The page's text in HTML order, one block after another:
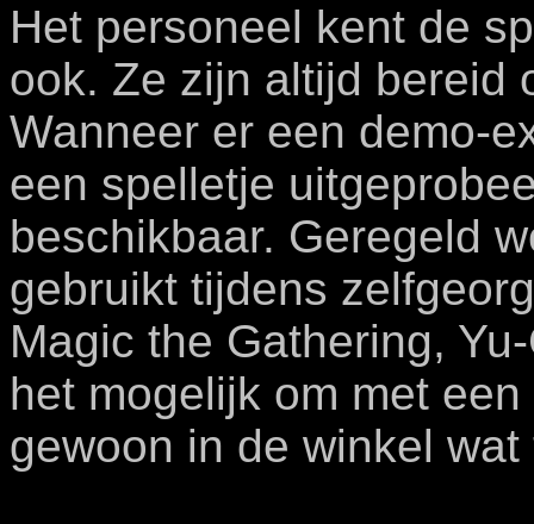
Het personeel kent de
ook. Ze zijn altijd bereid
Wanneer er een demo-
een spelletje
beschikbaar. Geregeld
gebruikt tijdens
Magic the Gathering,
het mogelijk om met
gewoon in de winkel